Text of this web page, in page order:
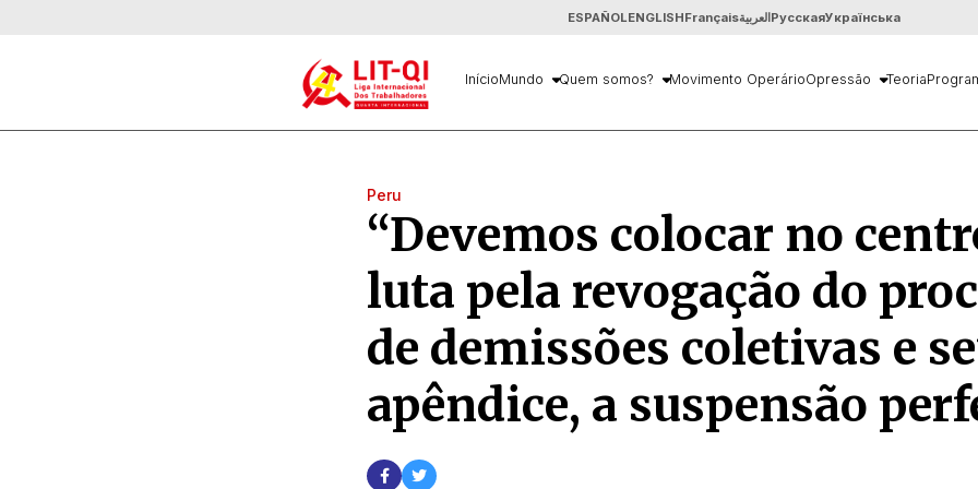
ESPAÑOLENGLISHFrançaisالعربيةРусскаяУкраїнська
InícioMundo Quem somos? Movimento OperárioOpressão Teoria
Peru
“Devemos colocar no
luta pela revogação do
de demissões coletivas e
apêndice, a suspensão